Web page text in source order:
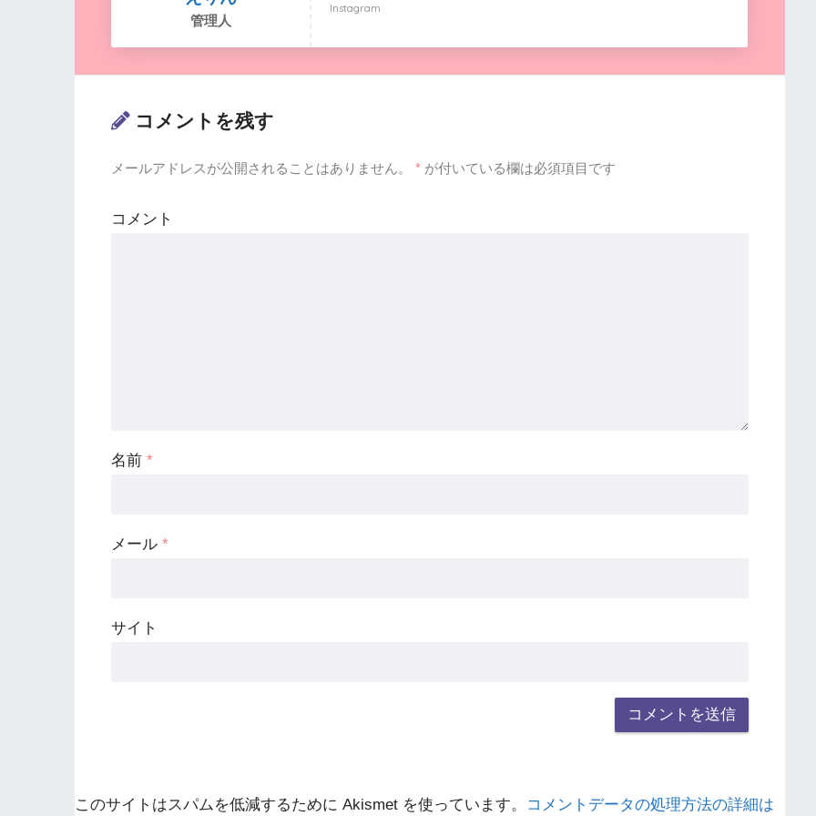
管理人
Instagram
コメントを残す
メールアドレスが公開されることはありません。 * が付いている欄は必須項目です
コメント
名前 *
メール *
サイト
このサイトはスパムを低減するために Akismet を使っています。 コメントデータの処理方法の詳細は